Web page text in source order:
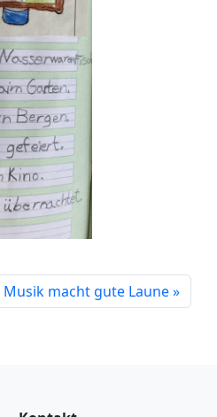
Musik macht gute Laune